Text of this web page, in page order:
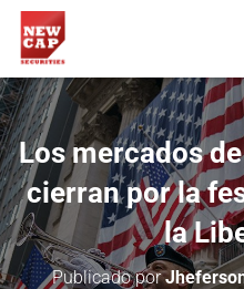
Los mercados
cierran por la
la
Publicado por